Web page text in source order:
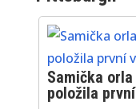
Samička
položila